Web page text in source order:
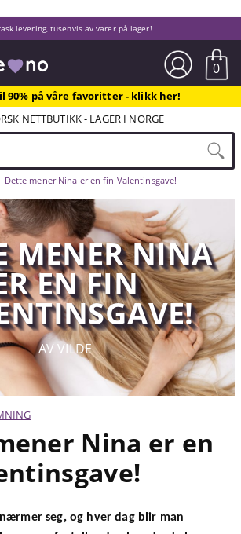
levering, tusenvis av varer på lager!
0
90% på våre favoritter - klikk her!
NETTBUTIKK - LAGER I NORGE
Dette mener Nina er en fin Valentinsgave!
MENER NINA
EN FIN
AV VILDE
Nina er en
seg, og hver dag blir man